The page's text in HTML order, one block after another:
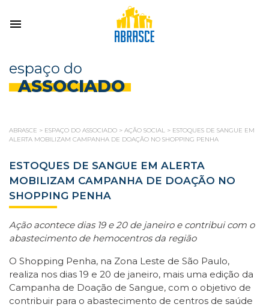
espaço do
ASSOCIADO
ABRASCE > ESPAÇO DO ASSOCIADO > AÇÃO SOCIAL > ESTOQUES DE SANGUE EM
ALERTA MOBILIZAM CAMPANHA DE DOAÇÃO NO SHOPPING PENHA
ESTOQUES DE SANGUE EM ALERTA
MOBILIZAM CAMPANHA DE DOAÇÃO NO
SHOPPING PENHA
Ação acontece dias 19 e 20 de janeiro e contribui com o
abastecimento de hemocentros da região
O Shopping Penha, na Zona Leste de São Paulo,
realiza nos dias 19 e 20 de janeiro, mais uma edição da
Campanha de Doação de Sangue, com o objetivo de
contribuir para o abastecimento de centros de saúde